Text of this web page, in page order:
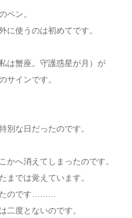
ペン。
に使うのは初めてです。
は蟹座。守護惑星が月）が
サインです。
別な日だったのです。
かへ消えてしまったのです。
までは覚えています。
たのです………
二度とないのです。